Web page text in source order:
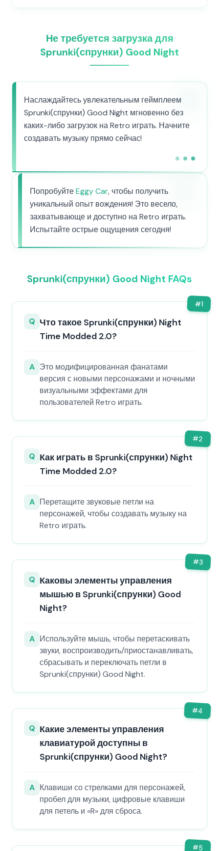
Не требуется загрузка для
Sprunki(спрунки) Good Night
Наслаждайтесь увлекательным геймплеем
Sprunki(спрунки) Good Night мгновенно без
каких-либо загрузок на Retro играть. Начните
создавать музыку прямо сейчас!
ПопробуйтеEggy Car, чтобы получить
уникальный опыт вождения! Это весело,
захватывающе и доступно на Retro играть.
Испытайте острые ощущения сегодня!
Sprunki(спрунки) Good Night FAQs
#1
Q Что такое Sprunki(спрунки) Night
Time Modded 2.0?
A Это модифицированная фанатами
версия с новыми персонажами и ночными
визуальными эффектами для
пользователей Retro играть.
#2
Q Как играть в Sprunki(спрунки) Night
Time Modded 2.0?
A Перетащите звуковые петли на
персонажей, чтобы создавать музыку на
Retro играть.
#3
Q Каковы элементы управления
мышью в Sprunki(спрунки) Good
Night?
A Используйте мышь, чтобы перетаскивать
звуки, воспроизводить/приостанавливать,
сбрасывать и переключать петли в
Sprunki(спрунки) Good Night.
#4
Q Какие элементы управления
клавиатурой доступны в
Sprunki(спрунки) Good Night?
A Клавиши со стрелками для персонажей,
пробел для музыки, цифровые клавиши
для петель и «R» для сброса.
#5